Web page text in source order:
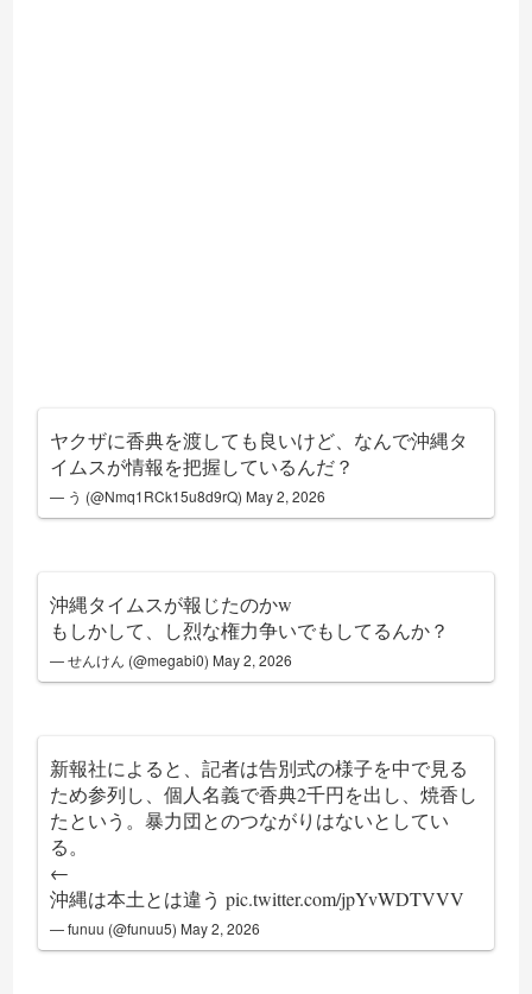
ヤクザに香典を渡しても良いけど、なんで沖縄タ
イムスが情報を把握しているんだ？
— う (@Nmq1RCk15u8d9rQ) May 2, 2026
沖縄タイムスが報じたのかw
もしかして、し烈な権力争いでもしてるんか？
— せんけん (@megabi0) May 2, 2026
新報社によると、記者は告別式の様子を中で見る
ため参列し、個人名義で香典2千円を出し、焼香し
たという。暴力団とのつながりはないとしてい
る。
←
沖縄は本土とは違うpic.twitter.com/jpYvWDTVVV
— funuu (@funuu5) May 2, 2026